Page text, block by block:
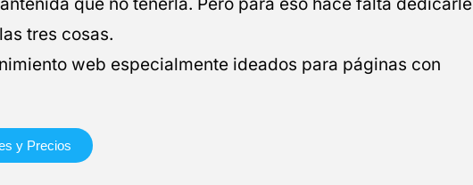
tres cosas.
web especialmente ideados para páginas con
y Precios